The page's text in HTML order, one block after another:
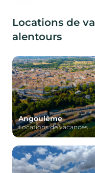
Locations de
alentours
Angoulême
Locations de vacances